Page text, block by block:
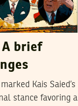
brief
Kais Saied’s
stance favoring a